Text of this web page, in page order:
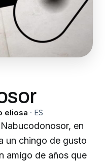
eliosa · ES
en
un chingo de gusto
amigo de años que